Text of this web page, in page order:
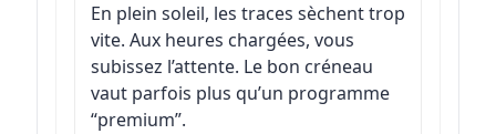
En plein soleil, les traces sèchent trop
vite. Aux heures chargées, vous
subissez l’attente. Le bon créneau
vaut parfois plus qu’un programme
“premium”.